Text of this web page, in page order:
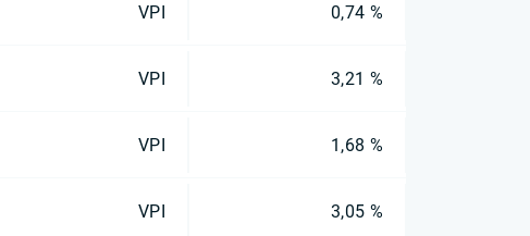
VPI 0,74 %
VPI 3,21 %
VPI 1,68 %
VPI 3,05 %